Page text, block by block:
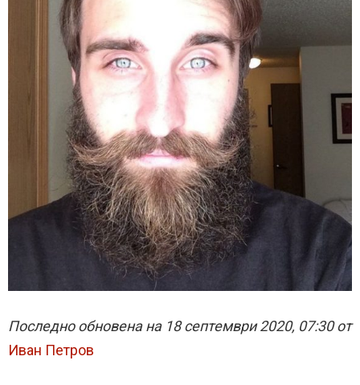
Последно обновена на 18 септември 2020, 07:30 от
Иван Петров